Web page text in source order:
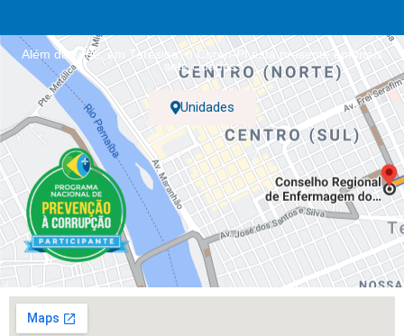
Além da sede, em Teresina, o Coren-PI está presente em mais
sete cidades.
Unidades